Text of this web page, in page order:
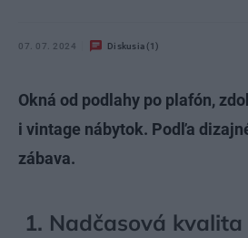
07. 07. 2024 Diskusia (1)
Okná od podlahy po plafón,
i vintage nábytok. Podľa
zábava.
1. Nadčasová kvalita